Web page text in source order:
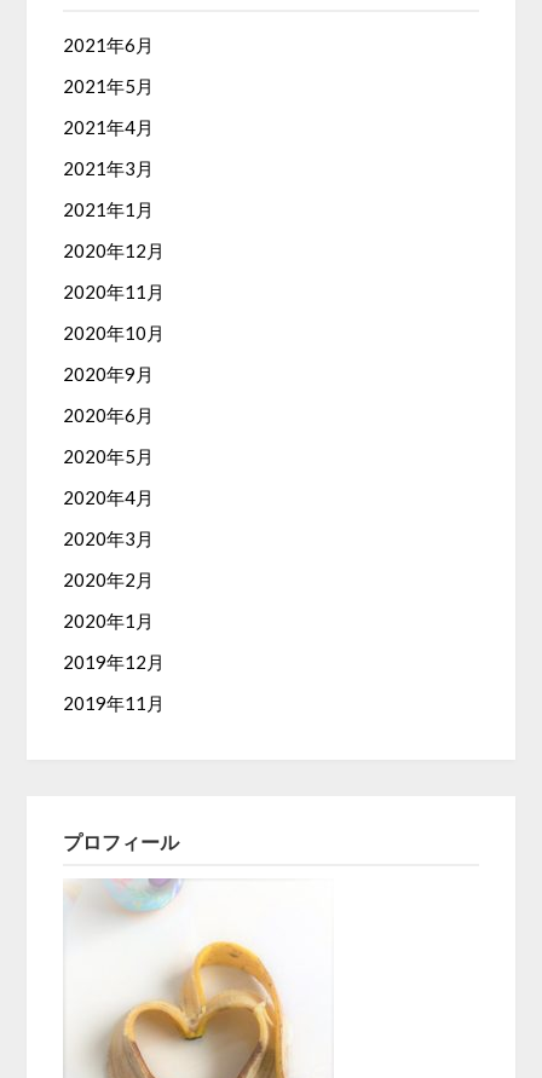
2021年6月
2021年5月
2021年4月
2021年3月
2021年1月
2020年12月
2020年11月
2020年10月
2020年9月
2020年6月
2020年5月
2020年4月
2020年3月
2020年2月
2020年1月
2019年12月
2019年11月
プロフィール